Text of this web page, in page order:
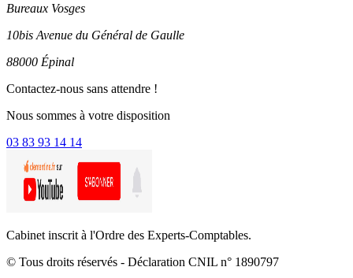
Bureaux Vosges
10bis Avenue du Général de Gaulle
88000 Épinal
Contactez-nous sans attendre !
Nous sommes à votre disposition
03 83 93 14 14
Cabinet inscrit à l'Ordre des Experts-Comptables.
© Tous droits réservés - Déclaration CNIL n° 1890797